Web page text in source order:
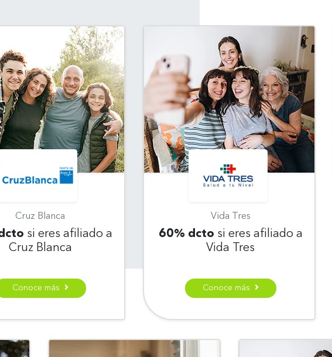
Cruz Blanca
si eres afiliado a
Cruz Blanca
Conoce más
Vida Tres
60% dcto si eres afiliado a
Vida Tres
Conoce más